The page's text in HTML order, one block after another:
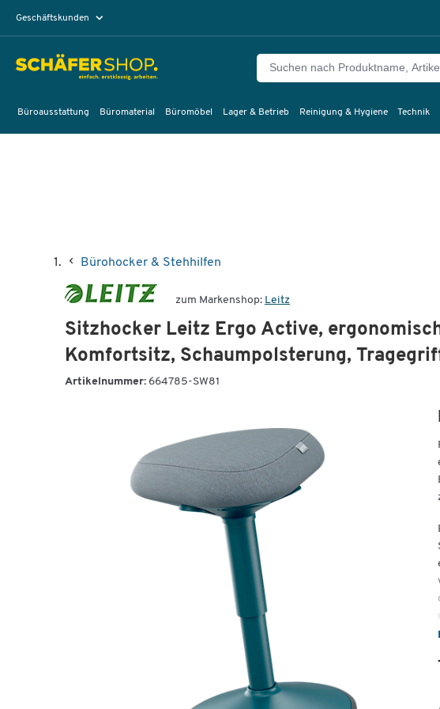
Geschäftskunden
Büroausstattung Büromaterial Büromöbel Lager & Betrieb Reinigung & Hygiene Technik
Bürohocker & Stehhilfen
zum Markenshop: Leitz
Sitzhocker Leitz Ergo Active,
Komfortsitz, Schaumpolsterung,
Artikelnummer: 664785-SW81